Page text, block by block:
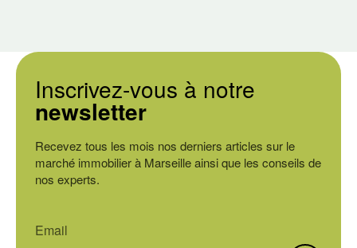
Inscrivez-vous à notre
newsletter
Recevez tous les mois nos derniers articles sur le
marché immobilier à Marseille ainsi que les conseils de
nos experts.